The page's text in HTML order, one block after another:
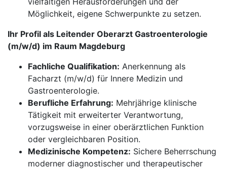
Möglichkeit, eigene Schwerpunkte zu setzen.
Ihr Profil als Leitender Oberarzt Gastroenterologie
(m/w/d) im Raum Magdeburg
Fachliche Qualifikation: Anerkennung als
Facharzt (m/w/d) für Innere Medizin und
Gastroenterologie.
​​​​​​​Berufliche Erfahrung: Mehrjährige klinische
Tätigkeit mit erweiterter Verantwortung,
vorzugsweise in einer oberärztlichen Funktion
oder vergleichbaren Position.
Medizinische Kompetenz: Sichere Beherrschung
moderner diagnostischer und therapeutischer